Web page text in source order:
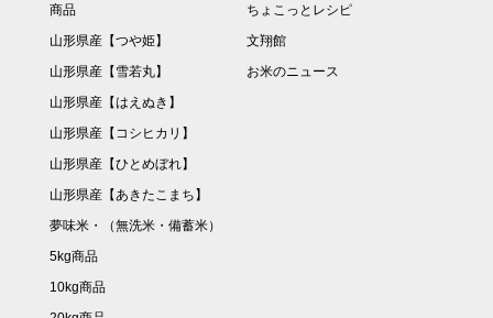
商品
山形県産【つや姫】
山形県産【雪若丸】
山形県産【はえぬき】
山形県産【コシヒカリ】
山形県産【ひとめぼれ】
山形県産【あきたこまち】
夢味米・（無洗米・備蓄米）
5kg商品
10kg商品
ちょこっとレシピ
文翔館
お米のニュース